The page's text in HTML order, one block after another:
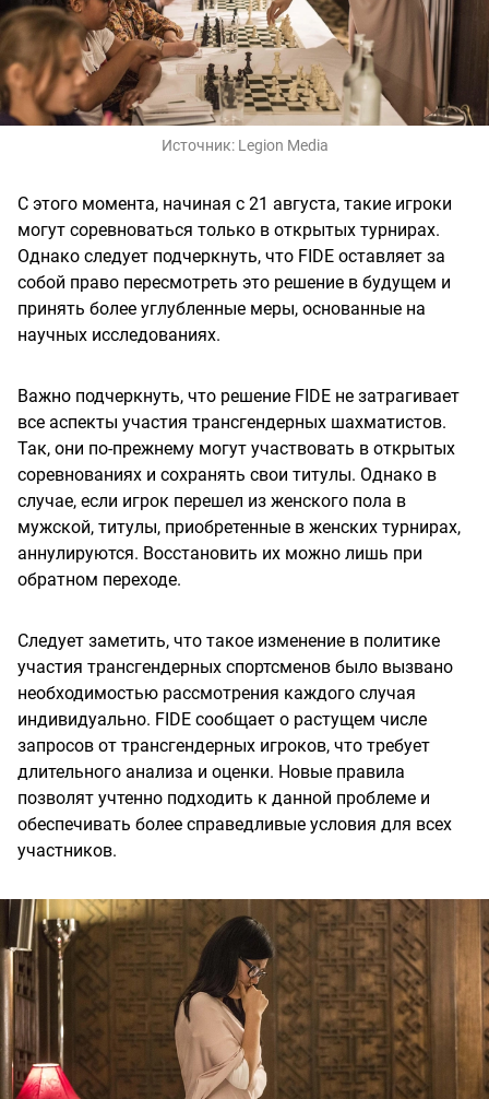
Источник: Legion Media
С этого момента, начиная с 21 августа, такие игроки
могут соревноваться только в открытых турнирах.
Однако следует подчеркнуть, что FIDE оставляет за
собой право пересмотреть это решение в будущем и
принять более углубленные меры, основанные на
научных исследованиях.
Важно подчеркнуть, что решение FIDE не затрагивает
все аспекты участия трансгендерных шахматистов.
Так, они по-прежнему могут участвовать в открытых
соревнованиях и сохранять свои титулы. Однако в
случае, если игрок перешел из женского пола в
мужской, титулы, приобретенные в женских турнирах,
аннулируются. Восстановить их можно лишь при
обратном переходе.
Следует заметить, что такое изменение в политике
участия трансгендерных спортсменов было вызвано
необходимостью рассмотрения каждого случая
индивидуально. FIDE сообщает о растущем числе
запросов от трансгендерных игроков, что требует
длительного анализа и оценки. Новые правила
позволят учтенно подходить к данной проблеме и
обеспечивать более справедливые условия для всех
участников.